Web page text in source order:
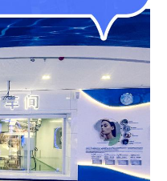
能源 会展
时尚 悦读
亚太网 上市公司